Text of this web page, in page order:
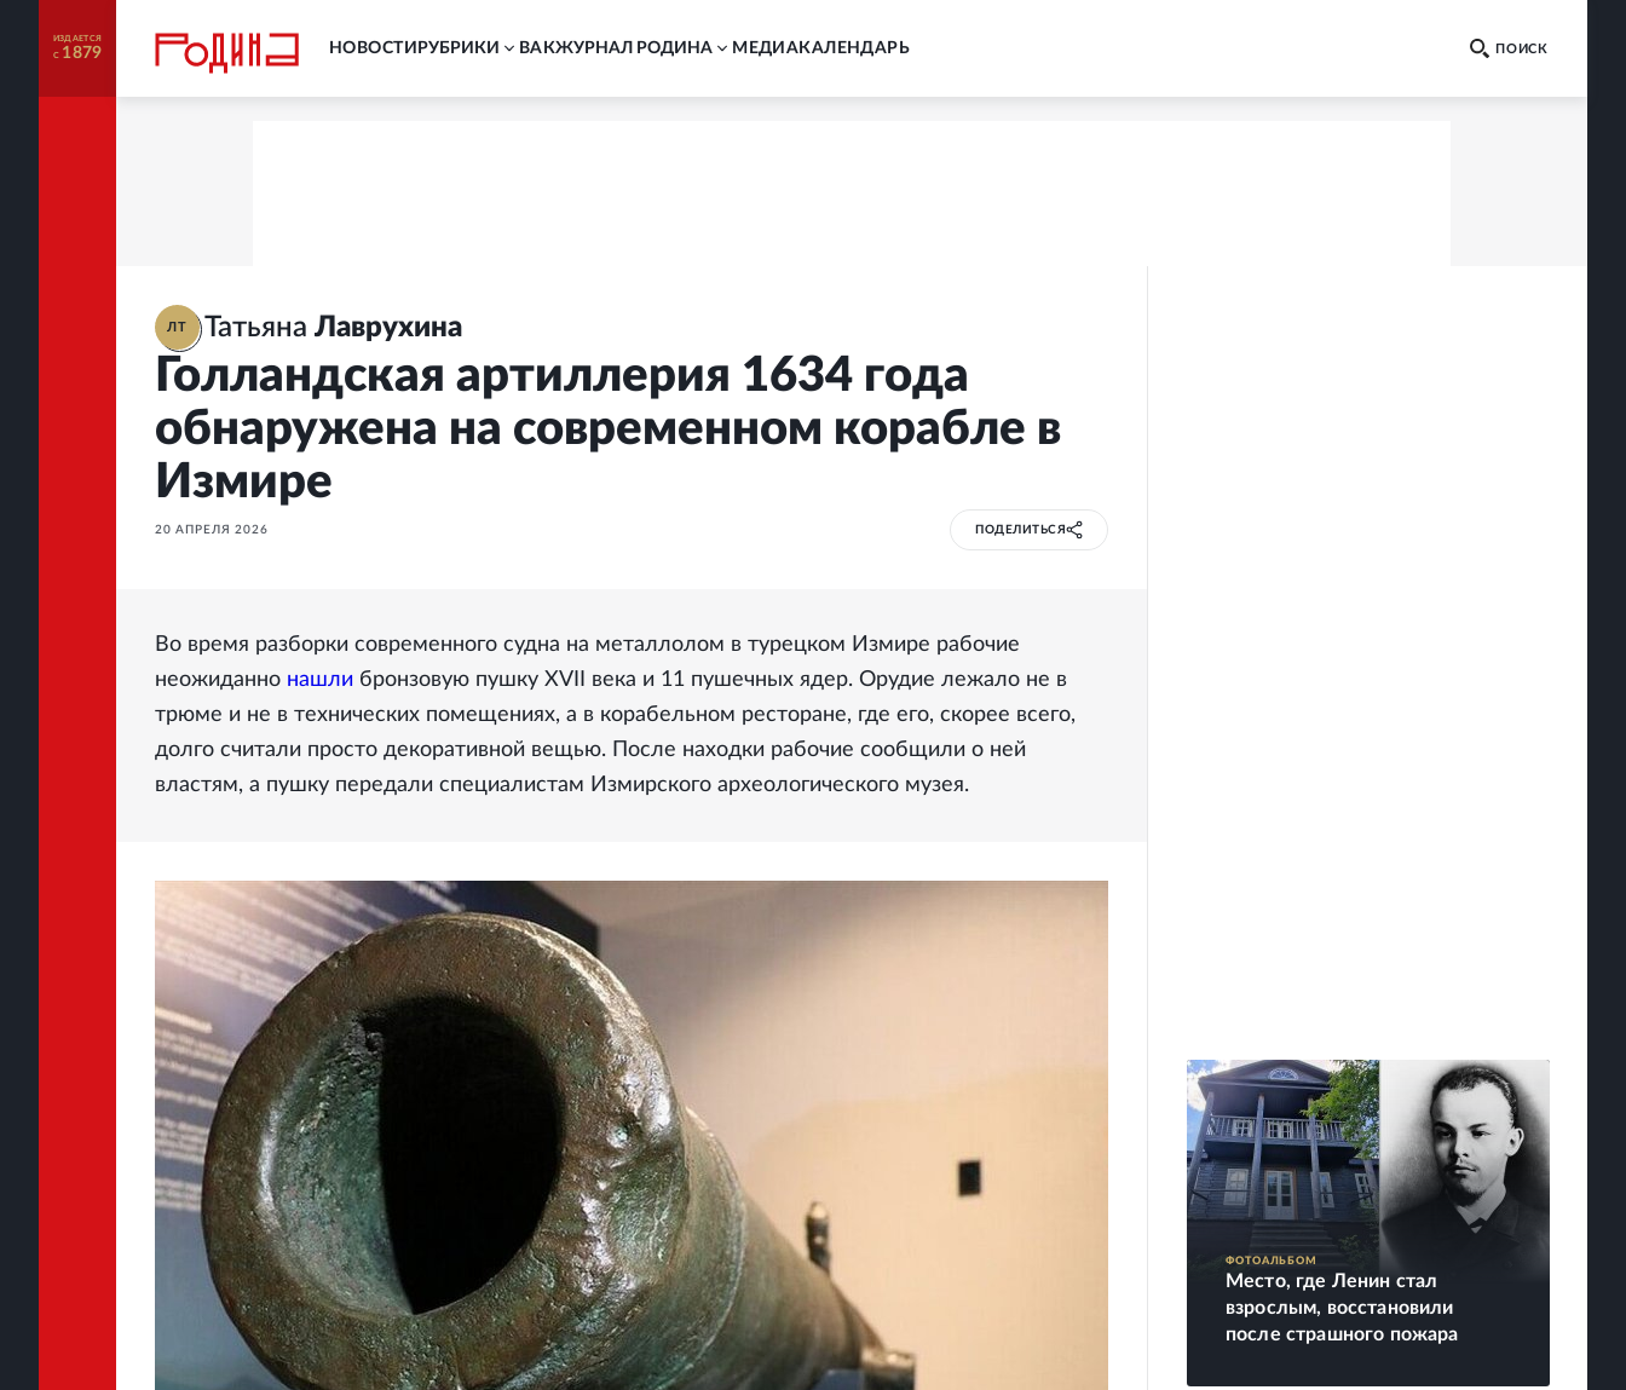
ИЗДАЕТСЯ
С 1879 НОВОСТИ РУБРИКИ ВАКЖУРНАЛ РОДИНА MЕДИА КАЛЕНДАРЬ
ЛТ Татьяна Лаврухина
Голландская артиллерия 1634 года
обнаружена на современном корабле в
Измире
20 АПРЕЛЯ 2026 ПОДЕЛИТЬСЯ
Во время разборки современного судна на металлолом в турецком Измире рабочие
неожиданно нашли бронзовую пушку XVII века и 11 пушечных ядер. Орудие лежало не в
трюме и не в технических помещениях, а в корабельном ресторане, где его, скорее всего,
долго считали просто декоративной вещью. После находки рабочие сообщили о ней
властям, а пушку передали специалистам Измирского археологического музея.
ФОТОАЛЬБОМ
Место, где Ленин стал
взрослым, восстановили
после страшного пожара